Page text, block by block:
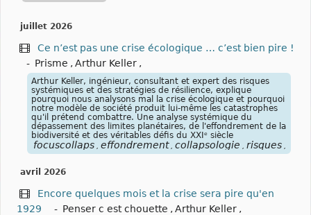
juillet 2026
Ce n’est pas une crise écologique … c’est bien pire !
- Prisme , Arthur Keller ,
Arthur Keller, ingénieur, consultant et expert des risques
systémiques et des stratégies de résilience, explique
pourquoi nous analysons mal la crise écologique et pourquoi
notre modèle de société produit lui-même les catastrophes
qu'il prétend combattre. Une analyse systémique du
dépassement des limites planétaires, de l'effondrement de la
biodiversité et des véritables défis du XXIᵉ siècle
focuscollaps effondrement collapsologie risques
avril 2026
Encore quelques mois et la crise sera pire qu'en
1929
- Penser c est chouette , Arthur Keller ,